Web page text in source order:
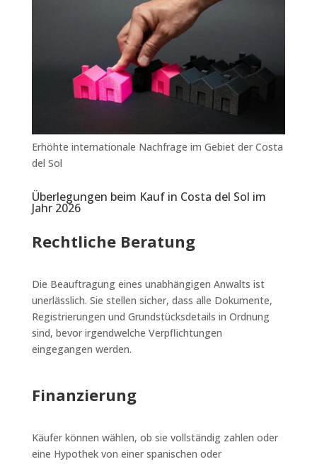
Erhöhte internationale Nachfrage im Gebiet der Costa
del Sol
Überlegungen beim Kauf in Costa del Sol im
Jahr 2026
Rechtliche Beratung
Die Beauftragung eines unabhängigen Anwalts ist
unerlässlich. Sie stellen sicher, dass alle Dokumente,
Registrierungen und Grundstücksdetails in Ordnung
sind, bevor irgendwelche Verpflichtungen
eingegangen werden.
Finanzierung
Käufer können wählen, ob sie vollständig zahlen oder
eine Hypothek von einer spanischen oder